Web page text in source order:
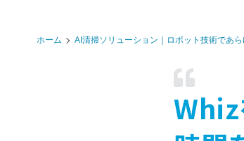
ホーム AI清掃ソリューション｜ロボット技術であ
Whiz